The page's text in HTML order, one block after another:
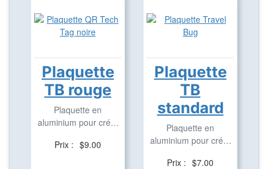
Plaquette
TB rouge
Plaquette en
aluminium pour créer
Prix : $9.00
Plaquette
TB
standard
Plaquette en
aluminium pour créer
Prix : $7.00